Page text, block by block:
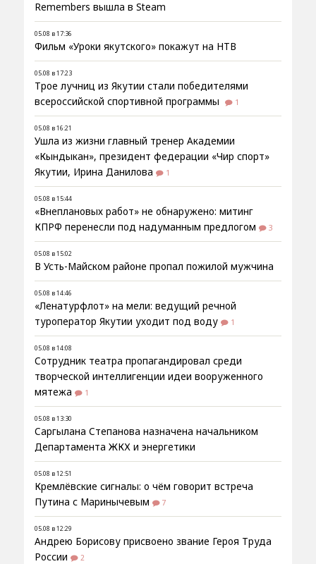
Remembers вышла в Steam
05.08 в 17:36
Фильм «Уроки якутского» покажут на НТВ
05.08 в 17:23
Трое лучниц из Якутии стали победителями
всероссийской спортивной программы
1
05.08 в 16:21
Ушла из жизни главный тренер Академии
«Кындыкан», президент федерации «Чир спорт»
Якутии, Ирина Данилова
1
05.08 в 15:44
«Внеплановых работ» не обнаружено: митинг
КПРФ перенесли под надуманным предлогом
3
05.08 в 15:02
В Усть-Майском районе пропал пожилой мужчина
05.08 в 14:46
«Ленатурфлот» на мели: ведущий речной
туроператор Якутии уходит под воду
1
05.08 в 14:08
Сотрудник театра пропагандировал среди
творческой интеллигенции идеи вооруженного
мятежа
1
05.08 в 13:30
Саргылана Степанова назначена начальником
Департамента ЖКХ и энергетики
05.08 в 12:51
Кремлёвские сигналы: о чём говорит встреча
Путина с Маринычевым
7
05.08 в 12:29
Андрею Борисову присвоено звание Героя Труда
России
2